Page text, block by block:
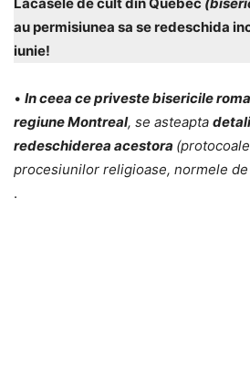
au permisiunea sa se redeschida
iunie!
• In ceea ce priveste bisericile
regiune Montreal, se asteapta
redeschiderea acestora
procesiunilor religioase, normele
.